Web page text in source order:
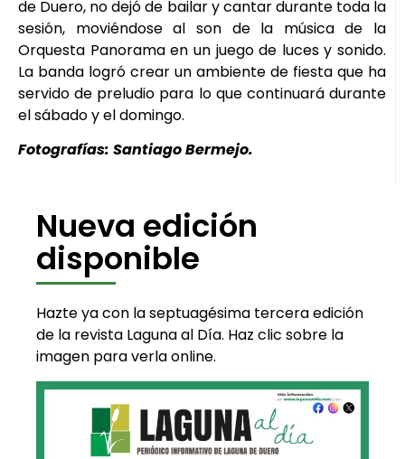
de Duero, no dejó de bailar y cantar durante toda la
sesión, moviéndose al son de la música de la
Orquesta Panorama en un juego de luces y sonido.
La banda logró crear un ambiente de fiesta que ha
servido de preludio para lo que continuará durante
el sábado y el domingo.
Fotografías: Santiago Bermejo.
Nueva edición
disponible
Hazte ya con la septuagésima tercera edición
de la revista Laguna al Día. Haz clic sobre la
imagen para verla online.